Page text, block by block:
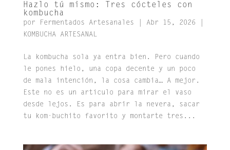
Hazlo tú mismo: Tres cócteles con
kombucha
por Fermentados Artesanales Abr 15, 2026
KOMBUCHA ARTESANAL
La kombucha sola ya entra bien. Pero cuando
le pones hielo, una copa decente y un poco
de mala intención, la cosa cambia… A mejor.
Este no es un artículo para mirar el vaso
desde lejos. Es para abrir la nevera, sacar
tu kom·buchito favorito y montarte tres...